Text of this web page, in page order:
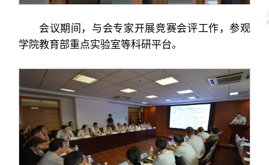
会议期间，与会专家开展竞赛会评工作，参观
学院教育部重点实验室等科研平台。